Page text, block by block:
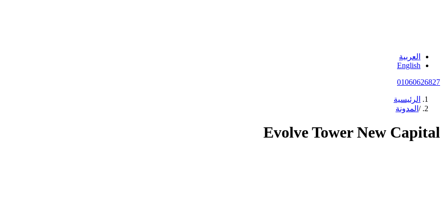
العربية
English
01060626827
الرئيسية
/ المدونة
Evolve Tower New Capital